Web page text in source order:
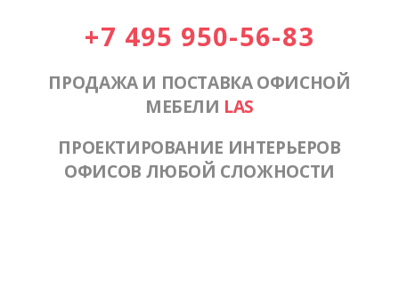
+7 495 950-56-83
ПРОДАЖА И ПОСТАВКА ОФИСНОЙ
МЕБЕЛИ LAS
ПРОЕКТИРОВАНИЕ ИНТЕРЬЕРОВ
ОФИСОВ ЛЮБОЙ СЛОЖНОСТИ